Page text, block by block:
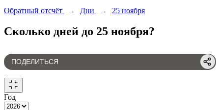
Обратный отсчёт
→ Дни → 25 ноября
Сколько дней до 25 ноября?
ПОДЕЛИТЬСЯ
Год